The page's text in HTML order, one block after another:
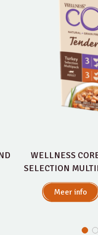
WELLNESS
SELECTION
Meer info